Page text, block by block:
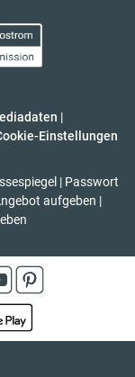
|
Einstellungen
| Passwort
aufgeben |